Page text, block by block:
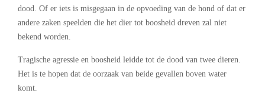
dood. Of er iets is misgegaan in de opvoeding van de hond of dat er
andere zaken speelden die het dier tot boosheid dreven zal niet
bekend worden.
Tragische agressie en boosheid leidde tot de dood van twee dieren.
Het is te hopen dat de oorzaak van beide gevallen boven water
komt.